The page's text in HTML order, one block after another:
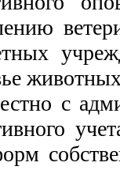
с